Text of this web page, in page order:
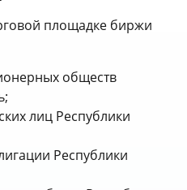
площадке биржи
обществ
лиц Республики
Республики